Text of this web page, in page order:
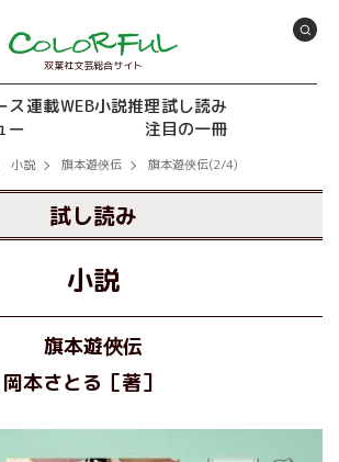
双葉社文芸総合サイト
ス連載WEB小説推理試し読み
ー
注目の一冊
小説 旗本遊俠伝 旗本遊俠伝(2/4)
試し読み
小説
旗本遊俠伝
岡本さとる［著］